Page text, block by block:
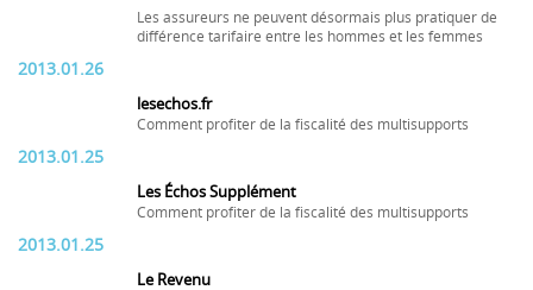
Les assureurs ne peuvent désormais plus pratiquer de
différence tarifaire entre les hommes et les femmes
2013.01.26
lesechos.fr
Comment profiter de la fiscalité des multisupports
2013.01.25
Les Échos Supplément
Comment profiter de la fiscalité des multisupports
2013.01.25
Le Revenu